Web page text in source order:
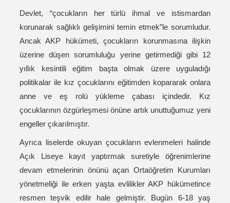
Devlet, “çocukların her türlü ihmal ve istismardan
korunarak sağlıklı gelişimini temin etmek”le sorumludur.
Ancak AKP hükümeti, çocukların korunmasına ilişkin
üzerine düşen sorumluluğu yerine getirmediği gibi 12
yıllık kesintili eğitim başta olmak üzere uyguladığı
politikalar ile kız çocuklarını eğitimden kopararak onlara
anne ve eş rolü yükleme çabası içindedir. Kız
çocuklarının özgürleşmesi önüne artık unuttuğumuz yeni
engeller çıkarılmıştır.
Ayrıca liselerde okuyan çocukların evlenmeleri halinde
Açık Liseye kayıt yaptırmak suretiyle öğrenimlerine
devam etmelerinin önünü açan Ortaöğretim Kurumları
yönetmeliği ile erken yaşta evlilikler AKP hükümetince
resmen teşvik edilir hale gelmiştir. Bugün 6-18 yaş